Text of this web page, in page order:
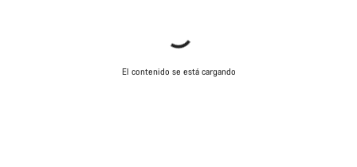
El contenido se está cargando